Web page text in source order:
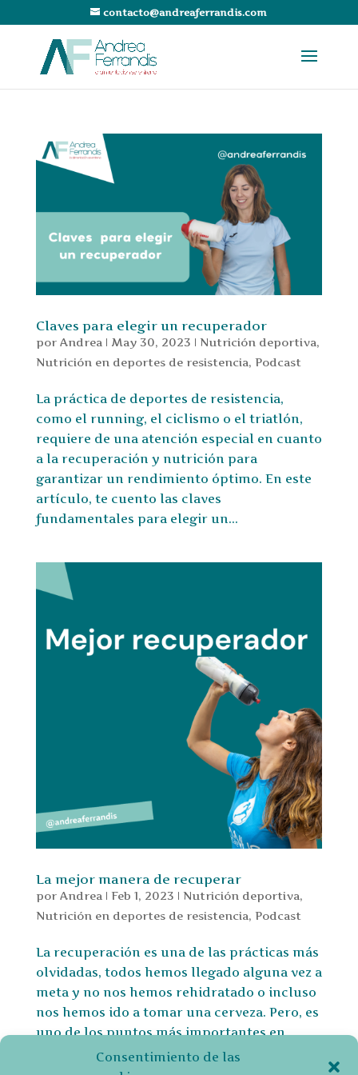
Consentimiento de las
contacto@andreaferrandis.com
Claves para elegir un recuperador
por Andrea | May 30, 2023 | Nutrición deportiva,
Nutrición en deportes de resistencia, Podcast
La práctica de deportes de resistencia,
como el running, el ciclismo o el triatlón,
requiere de una atención especial en cuanto
a la recuperación y nutrición para
garantizar un rendimiento óptimo. En este
artículo, te cuento las claves
fundamentales para elegir un...
La mejor manera de recuperar
por Andrea | Feb 1, 2023 | Nutrición deportiva,
Nutrición en deportes de resistencia, Podcast
La recuperación es una de las prácticas más
olvidadas, todos hemos llegado alguna vez a
meta y no nos hemos rehidratado o incluso
nos hemos ido a tomar una cerveza. Pero, es
uno de los puntos más importantes en
rendimiento deportivo. En este artículo voy